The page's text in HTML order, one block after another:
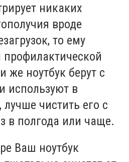
никаких
вроде
то ему
профилактической
же ноутбук берут с
используют в
чистить его с
в полгода или чаще.
Ваш ноутбук